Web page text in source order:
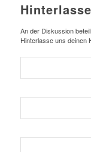
An der Diskussion
Hinterlasse uns deinen